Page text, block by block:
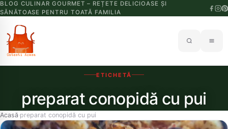
BLOG CULINAR GOURMET – REȚETE DELICIOASE ȘI
SĂNĂTOASE PENTRU TOATĂ FAMILIA
ETICHETĂ
preparat conopidă cu pui
Acasă›preparat conopidă cu pui